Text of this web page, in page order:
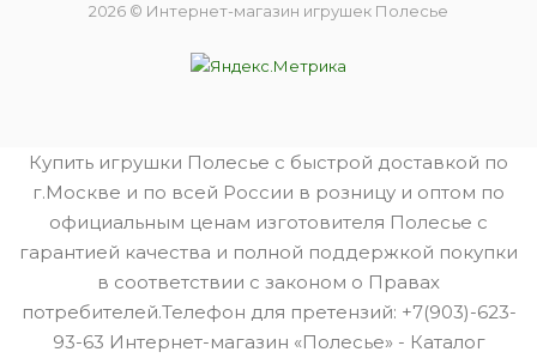
2026 © Интернет-магазин игрушек Полесье
Купить игрушки Полесье с быстрой доставкой по
г.Москве и по всей России в розницу и оптом по
официальным ценам изготовителя Полесье с
гарантией качества и полной поддержкой покупки
в соответствии с законом о Правах
потребителей.Телефон для претензий: +7(903)-623-
93-63 Интернет-магазин «Полесье» - Каталог